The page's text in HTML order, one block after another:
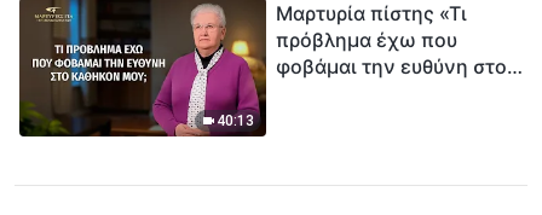
40:13
Μαρτυρία πίστης «Τι
πρόβλημα έχω που
φοβάμαι την ευθύνη στο